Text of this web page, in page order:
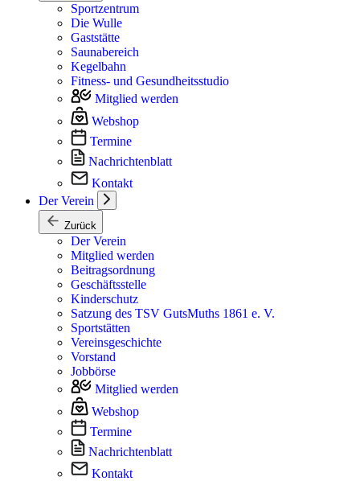
Sportzentrum
Die Wulle
Gaststätte
Saunabereich
Kegelbahn
Fitness- und Gesundheitsstudio
Mitglied werden
Webshop
Termine
Nachrichtenblatt
Kontakt
Der Verein
Zurück
Der Verein
Mitglied werden
Beitragsordnung
Geschäftsstelle
Kinderschutz
Satzung des TSV GutsMuths 1861 e. V.
Sportstätten
Vereinsgeschichte
Vorstand
Jobbörse
Mitglied werden
Webshop
Termine
Nachrichtenblatt
Kontakt